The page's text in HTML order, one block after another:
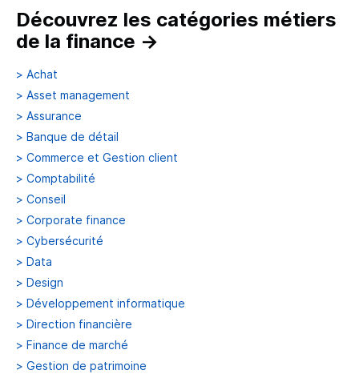
Découvrez les catégories métiers
de la finance →
> Achat
> Asset management
> Assurance
> Banque de détail
> Commerce et Gestion client
> Comptabilité
> Conseil
> Corporate finance
> Cybersécurité
> Data
> Design
> Développement informatique
> Direction financière
> Finance de marché
> Gestion de patrimoine